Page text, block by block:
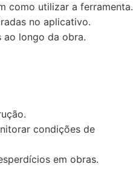
como utilizar a ferramenta.
no aplicativo.
ao longo da obra.
condições de
em obras.